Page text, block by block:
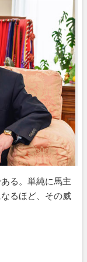
る。単純に馬主
るほど、その威